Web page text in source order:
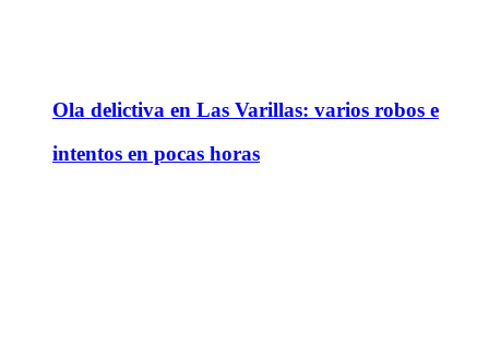
Ola delictiva en Las Varillas: varios robos e
intentos en pocas horas